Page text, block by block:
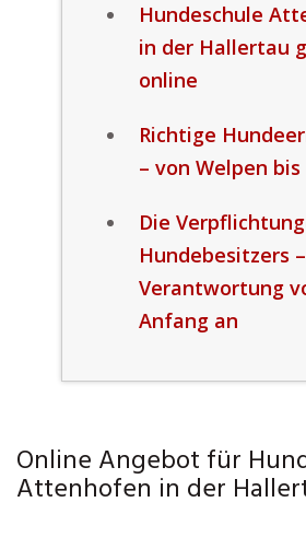
Hundeschule
in der Hallertau
online
Richtige
– von Welpen
Die
Hundebesitzers –
Verantwortung
Anfang an
Online Angebot für
Attenhofen in der